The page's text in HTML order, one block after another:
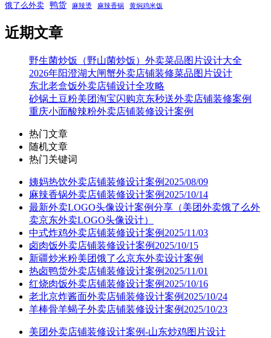
饿了么外卖 鸭货 麻辣烫 麻辣香锅 黄焖鸡米饭
近期文章
野生菌炒饭（野山菌炒饭）外卖菜品图片设计大全
2026年阳澄湖大闸蟹外卖店铺装修菜品图片设计
东北老盒饭外卖店铺设计全攻略
砂锅土豆粉美团淘宝闪购京东秒送外卖店铺装修案例
重庆小面酸辣粉外卖店铺装修设计案例
热门文章
随机文章
热门关键词
姨妈热饮外卖店铺装修设计案例2025/08/09
麻辣香锅外卖店铺装修设计案例2025/10/14
最新外卖LOGO头像设计案例分享（美团外卖饿了么外
卖京东外卖LOGO头像设计）
中式炸鸡外卖店铺装修设计案例2025/11/03
卤肉饭外卖店铺装修设计案例2025/10/15
新疆炒米粉美团饿了么京东外卖设计案例
热卤鸭货外卖店铺装修设计案例2025/11/01
红烧肉饭外卖店铺装修设计案例2025/10/16
老北京炸酱面外卖店铺装修设计案例2025/10/24
羊棒骨羊蝎子外卖店铺装修设计案例2025/10/23
美团外卖店铺装修设计案例-山东炒鸡图片设计